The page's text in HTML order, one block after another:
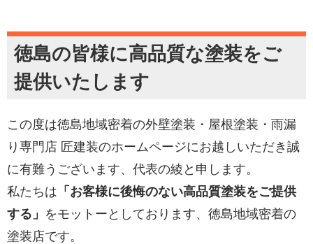
徳島の皆様に高品質な塗装をご
提供いたします
この度は徳島地域密着の外壁塗装・屋根塗装・雨漏
り専門店 匠建装のホームページにお越しいただき誠
に有難うございます、代表の綾と申します。
私たちは 「お客様に後悔のない高品質塗装をご提供
する」 をモットーとしております、徳島地域密着の
塗装店です。